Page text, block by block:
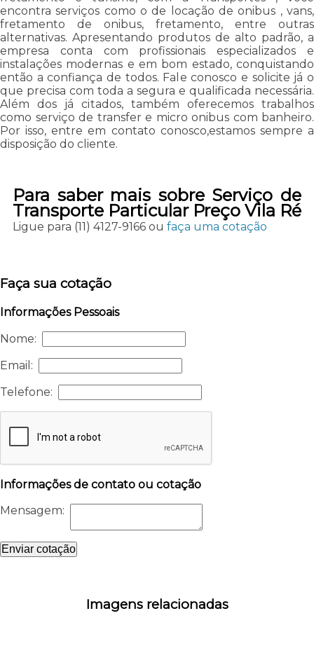
encontra serviços como o de locação de onibus , vans,
fretamento de onibus, fretamento, entre outras
alternativas. Apresentando produtos de alto padrão, a
empresa conta com profissionais especializados e
instalações modernas e em bom estado, conquistando
então a confiança de todos. Fale conosco e solicite já o
que precisa com toda a segura e qualificada necessária.
Além dos já citados, também oferecemos trabalhos
como serviço de transfer e micro onibus com banheiro.
Por isso, entre em contato conosco,estamos sempre a
disposição do cliente.
Para saber mais sobre Serviço de
Transporte Particular Preço Vila Ré
Ligue para (11) 4127-9166ou faça uma cotação
Faça sua cotação
Informações Pessoais
Nome:
Email:
Telefone:
Informações de contato ou cotação
Mensagem:
Enviar cotação
Imagens relacionadas